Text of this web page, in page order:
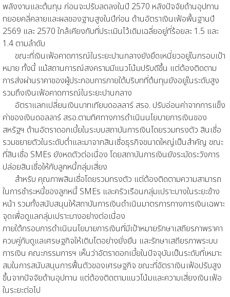
พลังงานและต้นทุน ก่อนจะปรับลดลงในปี 2570 หลังปัจจัยด้านอุปทาน
ทยอยคลี่คลายและผลของฐานสูงในปีก่อน ด้านอัตราเงินเฟ้อพื้นฐานปี
2569 และ 2570 ใกล้เคียงกับที่ประเมินไว้เดิมเฉลี่ยอยู่ที่ร้อยละ 1.5 และ
1.4 ตามลำดับ
ขณะที่เงินเฟ้อคาดการณ์ในระยะปานกลางยังยึดเหนี่ยวอยู่ในกรอบเป้า
หมาย ทั้งนี้ แม้สถานการณ์สงครามมีแนวโน้มปรับดีขึ้น แต่ต้องติดตาม
การส่งผ่านราคาของผู้ประกอบการภายใต้บริบทที่ต้นทุนยังอยู่ในระดับสูง
รวมถึงเงินเฟ้อคาดการณ์ในระยะปานกลาง
อัตราแลกเปลี่ยนเงินบาทเทียบดอลลาร์ สรอ. ปรับอ่อนค่าจากการแข็ง
ค่าของเงินดอลลาร์ สรอ.ตามทิศทางการดำเนินนโยบายการเงินของ
สหรัฐฯ ด้านอัตราดอกเบี้ยในระบบสถาบันการเงินโดยรวมทรงตัว สินเชื่อ
รวมขยายตัวในระดับต่ำและมาจากสินเชื่อธุรกิจขนาดใหญ่เป็นสำคัญ ขณะ
ที่สินเชื่อ SMEs ยังหดตัวต่อเนื่อง โดยสถาบันการเงินยังระมัดระวังการ
ปล่อยสินเชื่อให้กับลูกหนี้กลุ่มเสี่ยง
สำหรับ คุณภาพสินเชื่อโดยรวมทรงตัว แต่ต้องติดตามความสามารถ
ในการชำระหนี้ของลูกหนี้ SMEs และครัวเรือนกลุ่มเปราะบางในระยะข้าง
หน้า รวมทั้งสนับสนุนให้สถาบันการเงินดำเนินมาตรการทางการเงินเฉพาะ
จุดเพื่อดูแลกลุ่มเปราะบางอย่างต่อเนื่อง
ภายใต้กรอบการดำเนินนโยบายการเงินที่มีเป้าหมายรักษาเสถียรภาพราคา
ควบคู่กับดูแลเศรษฐกิจให้เติบโตอย่างยั่งยืน และรักษาเสถียรภาพระบบ
การเงิน คณะกรรมการฯ เห็นว่าอัตราดอกเบี้ยในปัจจุบันเป็นระดับที่เหมาะ
สมในการสนับสนุนการฟื้นตัวของเศรษฐกิจ ขณะที่อัตราเงินเฟ้อปรับสูง
ขึ้นจากปัจจัยด้านอุปทาน แต่ต้องติดตามแนวโน้มและความเสี่ยงเงินเฟ้อ
ในระยะต่อไป